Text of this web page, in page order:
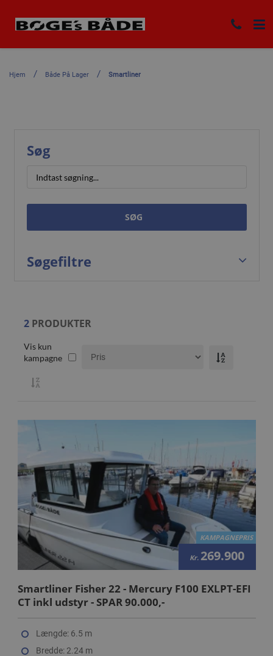
Hjem Både På Lager Smartliner
Søg
SØG
Søgefiltre
2PRODUKTER
Vis kun
kampagne
KAMPAGNEPRIS
Kr. 269.900
Smartliner Fisher 22 - Mercury F100 EXLPT-EFI
CT inkl udstyr - SPAR 90.000,-
Længde: 6.5 m
Bredde: 2.24 m